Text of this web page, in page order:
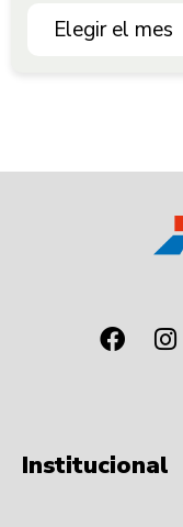
Institucional